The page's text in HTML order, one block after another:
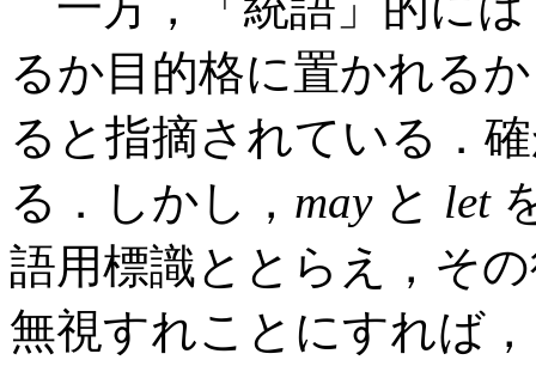
るか目的格に置かれる
ると指摘されている．
る．しかし， mayと let
語用標識ととらえ，そ
無視すれことにすれば